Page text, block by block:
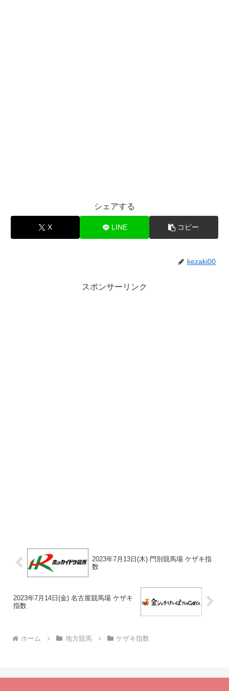
シェアする
X LINE コピー
kezaki00
スポンサーリンク
2023年7月13日(木) 門別競馬場 ケザキ指
数
2023年7月14日(金) 名古屋競馬場 ケザキ
指数
ホーム 地方競馬 ケザキ指数